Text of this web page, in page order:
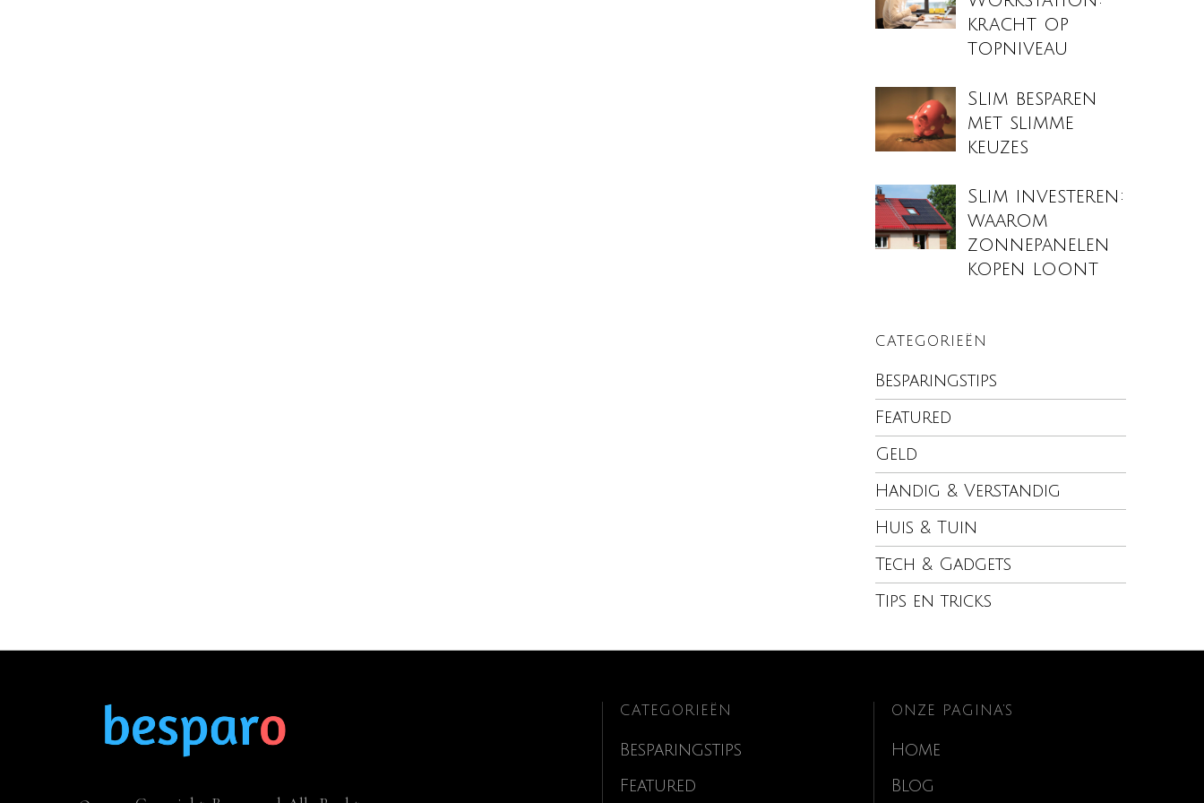
kracht op
topniveau
Slim besparen
met slimme
keuzes
Slim investeren:
waarom
zonnepanelen
kopen loont
CATEGORIEËN
Besparingstips
Featured
Geld
Handig & Verstandig
Huis & Tuin
Tech & Gadgets
Tips en tricks
CATEGORIEËN
Besparingstips
Featured
ONZE PAGINA’S
Home
Blog